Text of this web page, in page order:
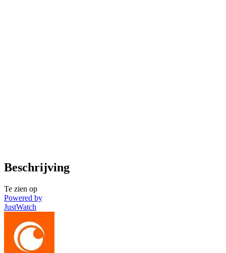
Beschrijving
Te zien op
Powered by
JustWatch